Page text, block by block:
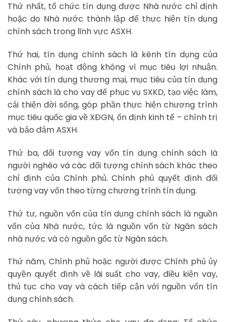
Thứ nhất, tổ chức tín dụng được Nhà nước chỉ định
hoặc do Nhà nước thành lập để thực hiện tín dụng
chính sách trong lĩnh vực ASXH.
Thứ hai, tín dụng chính sách là kênh tín dụng của
Chính phủ, hoạt động không vì mục tiêu lợi nhuận.
Khác với tín dụng thương mại, mục tiêu của tín dụng
chính sách là cho vay để phục vụ SXKD, tạo việc làm,
cải thiện đời sống, góp phần thực hiện chương trình
mục tiêu quốc gia về XĐGN, ổn định kinh tế – chính trị
và bảo đảm ASXH.
Thứ ba, đối tượng vay vốn tín dụng chính sách là
người nghèo và các đối tượng chính sách khác theo
chỉ định của Chính phủ. Chính phủ quyết định đối
tượng vay vốn theo từng chương trình tín dụng.
Thứ tư, nguồn vốn của tín dụng chính sách là nguồn
vốn của Nhà nước, tức là nguồn vốn từ Ngân sách
nhà nước và có nguồn gốc từ Ngân sách.
Thứ năm, Chính phủ hoặc người được Chính phủ ủy
quyền quyết định về lãi suất cho vay, điều kiện vay,
thủ tục cho vay và cách tiếp cận với nguồn vốn tín
dụng chính sách.